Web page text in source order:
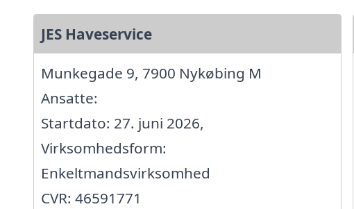
JES Haveservice
Munkegade 9, 7900 Nykøbing M
Ansatte:
Startdato: 27. juni 2026,
Virksomhedsform:
Enkeltmandsvirksomhed
CVR: 46591771